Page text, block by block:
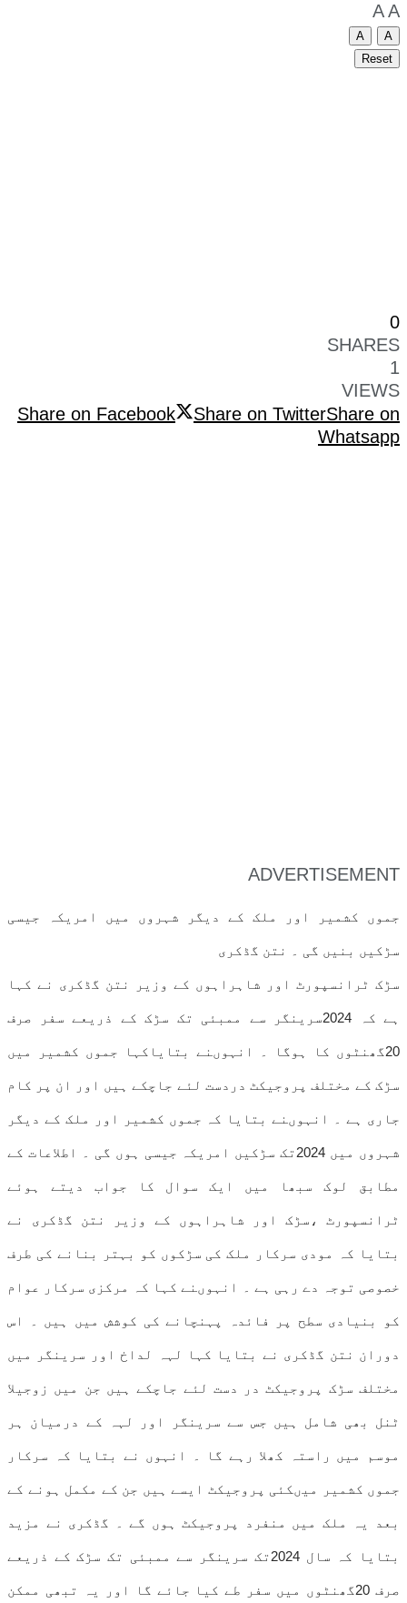
A A
A
A
Reset
0
SHARES
1
VIEWS
Share on Facebook
Share on TwitterShare on
Whatsapp
ADVERTISEMENT
جموں کشمیر اور ملک کے دیگر شہروں میں امریکہ جیسی
سڑکیں بنیں گی ۔ نتن گڈکری
سڑک ٹرانسپورٹ اور شاہراہوں کے وزیر نتن گڈکری نے کہا
ہے کہ 2024سرینگر سے ممبئی تک سڑک کے ذریعے سفر صرف
20گھنٹوں کا ہوگا ۔ انہوںنے بتایاکہا جموں کشمیر میں
سڑک کے مختلف پروجیکٹ دردست لئے جاچکے ہیں اور ان پر کام
جاری ہے ۔ انہوںنے بتایا کہ جموں کشمیر اور ملک کے دیگر
شہروں میں 2024تک سڑکیں امریکہ جیسی ہوں گی ۔ اطلاعات کے
مطابق لوک سبھا میں ایک سوال کا جواب دیتے ہوئے
ٹرانسپورٹ ،سڑک اور شاہراہوں کے وزیر نتن گڈکری نے
بتایا کہ مودی سرکار ملک کی سڑکوں کو بہتر بنانے کی طرف
خصوصی توجہ دے رہی ہے ۔ انہوںنے کہا کہ مرکزی سرکار عوام
کو بنیادی سطح پر فائدہ پہنچانے کی کوشش میں ہیں ۔ اس
دوران نتن گڈکری نے بتایا کہا لہہ لداخ اور سرینگر میں
مختلف سڑک پروجیکٹ در دست لئے جاچکے ہیں جن میں زوجیلا
ٹنل بھی شامل ہیں جس سے سرینگر اور لہہ کے درمیان ہر
موسم میں راستہ کھلا رہے گا ۔ انہوں نے بتایا کہ سرکار
جموں کشمیر میںکئی پروجیکٹ ایسے ہیں جن کے مکمل ہونے کے
بعد یہ ملک میں منفرد پروجیکٹ ہوں گے ۔ گڈکری نے مزید
بتایا کہ سال 2024تک سرینگر سے ممبئی تک سڑک کے ذریعے
صرف 20گھنٹوں میں سفر طے کیا جائے گا اور یہ تبھی ممکن